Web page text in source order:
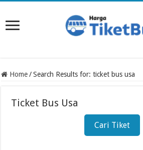
Home / Search Results for: ticket bus usa
Ticket Bus Usa
Cari Tiket